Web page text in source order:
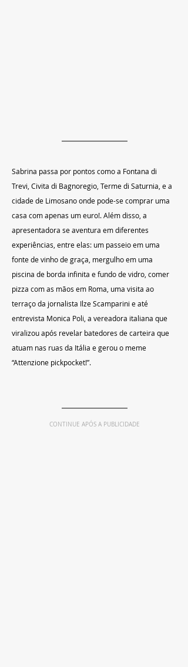
Sabrina passa por pontos como a Fontana di
Trevi, Civita di Bagnoregio, Terme di Saturnia, e a
cidade de Limosano onde pode-se comprar uma
casa com apenas um euro!. Além disso, a
apresentadora se aventura em diferentes
experiências, entre elas: um passeio em uma
fonte de vinho de graça, mergulho em uma
piscina de borda infinita e fundo de vidro, comer
pizza com as mãos em Roma, uma visita ao
terraço da jornalista Ilze Scamparini e até
entrevista Monica Poli, a vereadora italiana que
viralizou após revelar batedores de carteira que
atuam nas ruas da Itália e gerou o meme
“Attenzione pickpocket!”.
CONTINUE APÓS A PUBLICIDADE